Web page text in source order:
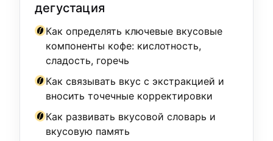
дегустация
Как определять ключевые вкусовые
компоненты кофе: кислотность,
сладость, горечь
Как связывать вкус с экстракцией и
вносить точечные корректировки
Как развивать вкусовой словарь и
вкусовую память